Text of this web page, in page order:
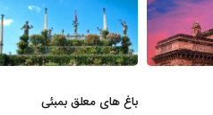
باغ های معلق بمبئی